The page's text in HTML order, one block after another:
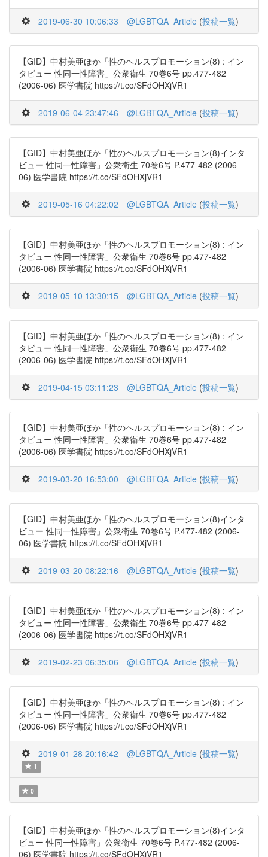
2019-06-30 10:06:33 @LGBTQA_Article (投稿一覧)
【GID】中村美亜ほか「性のヘルスプロモーション(8) : イン
タビュー 性同一性障害」公衆衛生 70巻6号 pp.477-482
(2006-06) 医学書院 https://t.co/SFdOHXjVR1
2019-06-04 23:47:46 @LGBTQA_Article (投稿一覧)
【GID】中村美亜ほか「性のヘルスプロモーション(8)インタ
ビュー 性同一性障害」公衆衛生 70巻6号 P.477-482 (2006-
06) 医学書院 https://t.co/SFdOHXjVR1
2019-05-16 04:22:02 @LGBTQA_Article (投稿一覧)
【GID】中村美亜ほか「性のヘルスプロモーション(8) : イン
タビュー 性同一性障害」公衆衛生 70巻6号 pp.477-482
(2006-06) 医学書院 https://t.co/SFdOHXjVR1
2019-05-10 13:30:15 @LGBTQA_Article (投稿一覧)
【GID】中村美亜ほか「性のヘルスプロモーション(8) : イン
タビュー 性同一性障害」公衆衛生 70巻6号 pp.477-482
(2006-06) 医学書院 https://t.co/SFdOHXjVR1
2019-04-15 03:11:23 @LGBTQA_Article (投稿一覧)
【GID】中村美亜ほか「性のヘルスプロモーション(8) : イン
タビュー 性同一性障害」公衆衛生 70巻6号 pp.477-482
(2006-06) 医学書院 https://t.co/SFdOHXjVR1
2019-03-20 16:53:00 @LGBTQA_Article (投稿一覧)
【GID】中村美亜ほか「性のヘルスプロモーション(8)インタ
ビュー 性同一性障害」公衆衛生 70巻6号 P.477-482 (2006-
06) 医学書院 https://t.co/SFdOHXjVR1
2019-03-20 08:22:16 @LGBTQA_Article (投稿一覧)
【GID】中村美亜ほか「性のヘルスプロモーション(8) : イン
タビュー 性同一性障害」公衆衛生 70巻6号 pp.477-482
(2006-06) 医学書院 https://t.co/SFdOHXjVR1
2019-02-23 06:35:06 @LGBTQA_Article (投稿一覧)
【GID】中村美亜ほか「性のヘルスプロモーション(8) : イン
タビュー 性同一性障害」公衆衛生 70巻6号 pp.477-482
(2006-06) 医学書院 https://t.co/SFdOHXjVR1
2019-01-28 20:16:42 @LGBTQA_Article (投稿一覧)
1
0
【GID】中村美亜ほか「性のヘルスプロモーション(8)インタ
ビュー 性同一性障害」公衆衛生 70巻6号 P.477-482 (2006-
06) 医学書院 https://t.co/SFdOHXjVR1